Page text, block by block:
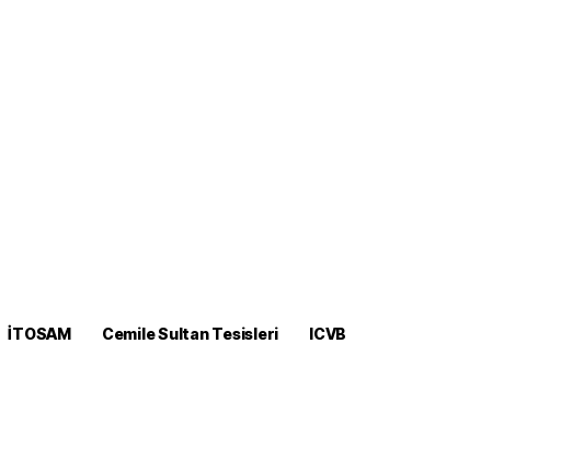
İTOSAM Cemile Sultan Tesisleri
ICVB